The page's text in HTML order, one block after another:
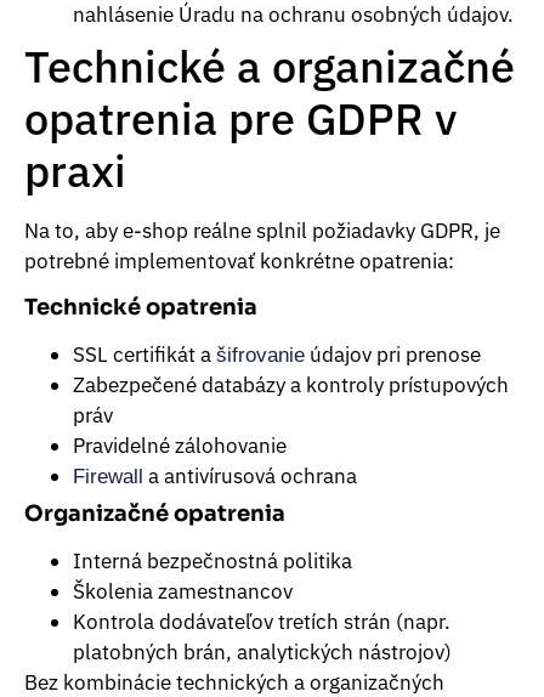
nahlásenie Úradu na ochranu osobných údajov.
Technické a organizačné
opatrenia pre GDPR v
praxi
Na to, aby e-shop reálne splnil požiadavky GDPR, je
potrebné implementovať konkrétne opatrenia:
Technické opatrenia
SSL certifikát a šifrovanie údajov pri prenose
Zabezpečené databázy a kontroly prístupových
práv
Pravidelné zálohovanie
Firewall a antivírusová ochrana
Organizačné opatrenia
Interná bezpečnostná politika
Školenia zamestnancov
Kontrola dodávateľov tretích strán (napr.
platobných brán, analytických nástrojov)
Bez kombinácie technických a organizačných